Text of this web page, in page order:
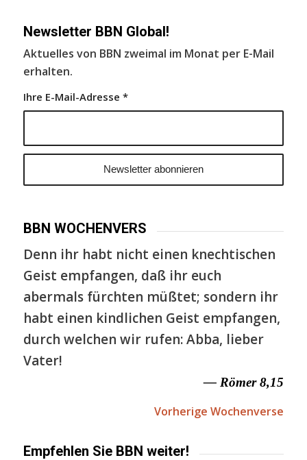
Newsletter BBN Global!
Aktuelles von BBN zweimal im Monat per E-Mail
erhalten.
Ihre E-Mail-Adresse *
BBN WOCHENVERS
Denn ihr habt nicht einen knechtischen
Geist empfangen, daß ihr euch
abermals fürchten müßtet; sondern ihr
habt einen kindlichen Geist empfangen,
durch welchen wir rufen: Abba, lieber
Vater!
— Römer 8,15
Vorherige Wochenverse
Empfehlen Sie BBN weiter!